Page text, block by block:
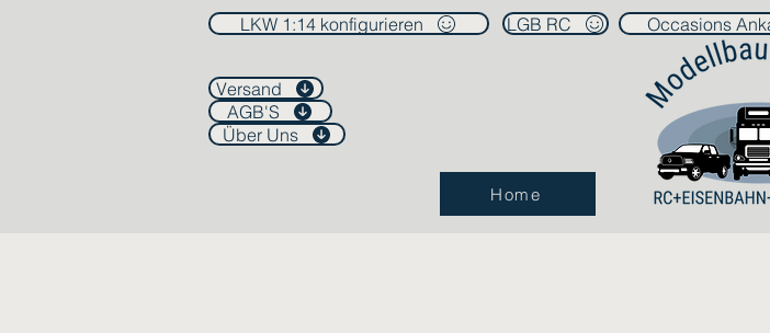
LKW 1:14 konfigurieren LGB RC
Versand
AGB'S
Über Uns
Home
Occasions